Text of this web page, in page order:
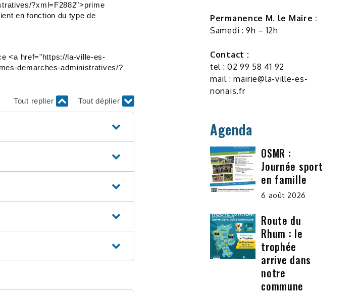
?xml=F2882">prime
en fonction du type de
<a href="https://la-ville-es-
demarches-administratives/?
Tout replier Tout déplier
Permanence M. le Maire :
Samedi : 9h – 12h
Contact :
tel : 02 99 58 41 92
mail : mairie@la-ville-es-
nonais.fr
Agenda
OSMR :
Journée sport
en famille
6 août 2026
Route du
Rhum : le
trophée
arrive dans
notre
commune